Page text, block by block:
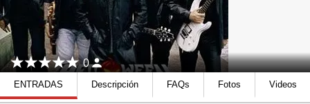
0
ENTRADAS Descripción FAQs Fotos Videos